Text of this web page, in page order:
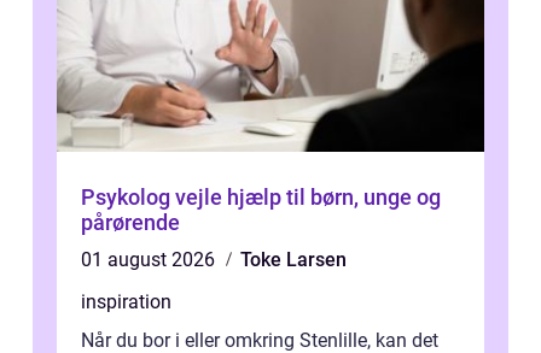
Psykolog vejle hjælp til børn, unge og
pårørende
01 august 2026
Toke Larsen
inspiration
Når du bor i eller omkring Stenlille, kan det